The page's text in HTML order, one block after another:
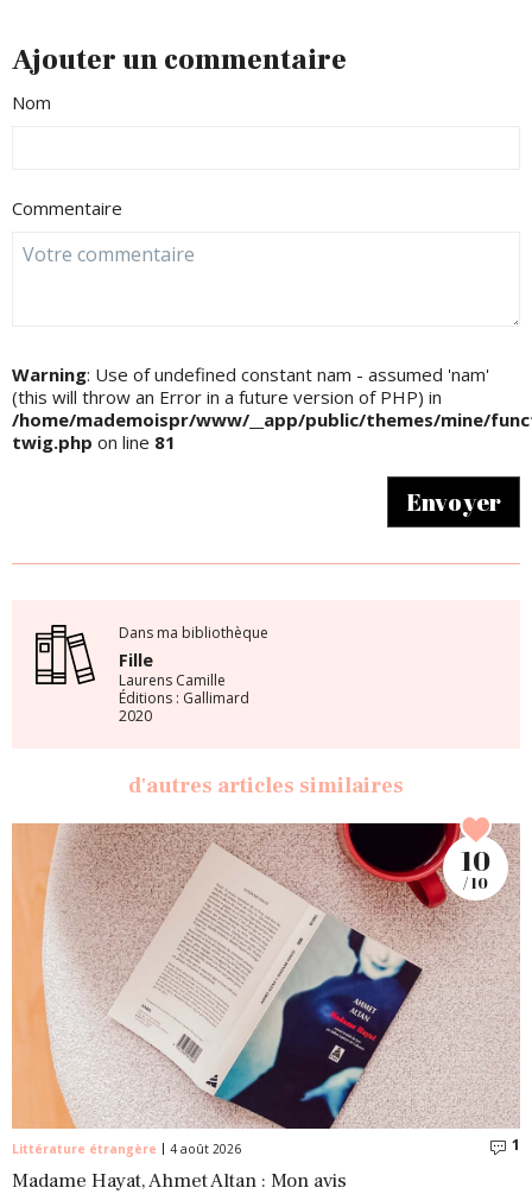
Ajouter un commentaire
Nom
Commentaire
Warning: Use of undefined constant nam - assumed 'nam'
(this will throw an Error in a future version of PHP) in
/home/mademoispr/www/__app/public/themes/mine/
twig.php on line 81
Envoyer
Dans ma bibliothèque
Fille
Laurens Camille
Éditions : Gallimard
2020
d'autres articles similaires
Littérature étrangère 4 août 2026 1
Madame Hayat, Ahmet Altan : Mon avis
10
/ 10